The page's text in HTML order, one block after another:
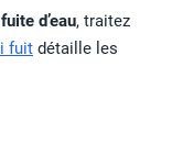
fuite d’eau, traitez
fuit détaille les